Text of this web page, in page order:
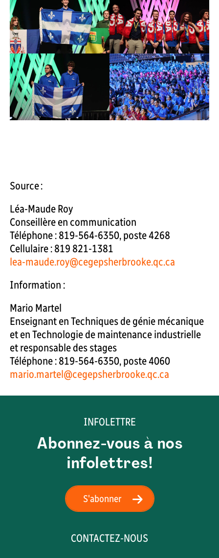
Source :
Léa-Maude Roy
Conseillère en communication
Téléphone : 819-564-6350, poste 4268
Cellulaire : 819 821-1381
lea-maude.roy@cegepsherbrooke.qc.ca
Information :
Mario Martel
Enseignant en Techniques de génie mécanique
et en Technologie de maintenance industrielle
et responsable des stages
Téléphone : 819-564-6350, poste 4060
mario.martel@cegepsherbrooke.qc.ca
INFOLETTRE
Abonnez-vous à nos
infolettres!
S'abonner
CONTACTEZ-NOUS